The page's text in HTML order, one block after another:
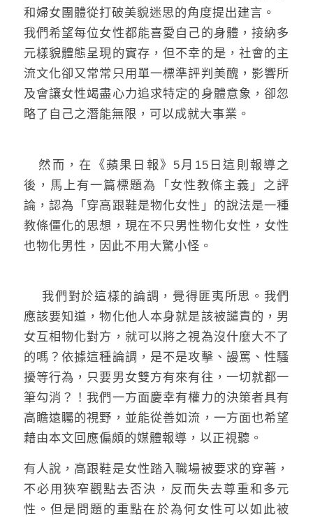
和婦女團體從打破美貌迷思的角度提出建言。
我們希望每位女性都能喜愛自己的身體，接納多
元樣貌體態呈現的實存，但不幸的是，社會的主
流文化卻又常常只用單一標準評判美醜，影響所
及會讓女性竭盡心力追求特定的身體意象，卻忽
略了自己之潛能無限，可以成就大事業。
然而，在《蘋果日報》5月15日這則報導之
後，馬上有一篇標題為「女性教條主義」之評
論，認為「穿高跟鞋是物化女性」的說法是一種
教條僵化的思想，現在不只男性物化女性，女性
也物化男性，因此不用大驚小怪。
我們對於這樣的論調，覺得匪夷所思。我們
應該要知道，物化他人本身就是該被譴責的，男
女互相物化對方，就可以將之視為沒什麼大不了
的嗎？依據這種論調，是不是攻擊、謾罵、性騷
擾等行為，只要男女雙方有來有往，一切就都一
筆勾消？！我們一方面慶幸有權力的決策者具有
高瞻遠矚的視野，並能從善如流，一方面也希望
藉由本文回應偏頗的媒體報導，以正視聽。
有人說，高跟鞋是女性踏入職場被要求的穿著，
不必用狹窄觀點去否決，反而失去尊重和多元
性。但是問題的重點在於為何女性可以如此被